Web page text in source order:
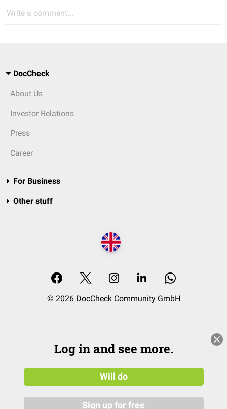
Write a comment...
DocCheck
About Us
Investor Relations
Press
Career
For Business
Other stuff
© 2026 DocCheck Community GmbH
Log in and see more.
Will do
Sign up for free